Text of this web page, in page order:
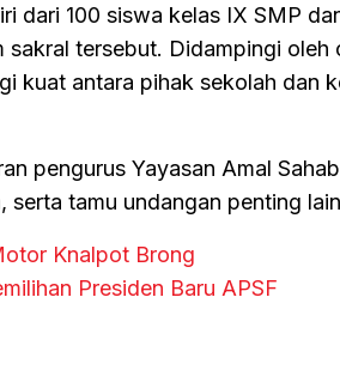
dari 100 siswa kelas IX SMP
sakral tersebut. Didampingi
kuat antara pihak sekolah dan
pengurus Yayasan Amal
tamu undangan penting
Knalpot Brong
Presiden Baru APSF